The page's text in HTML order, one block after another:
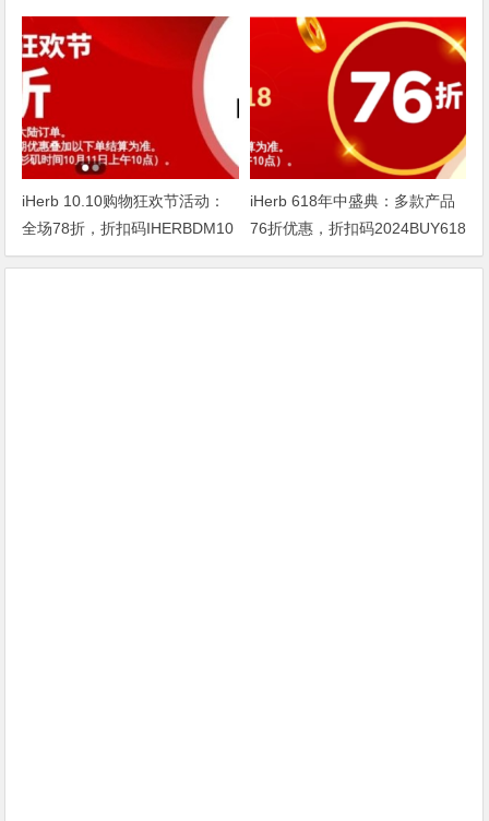
75折
DOUBLE1124
iHerb 10.10购物狂欢节活动：
全场78折，折扣码IHERBDM10
iHerb 618年中盛典：多款产品
76折优惠，折扣码2024BUY618